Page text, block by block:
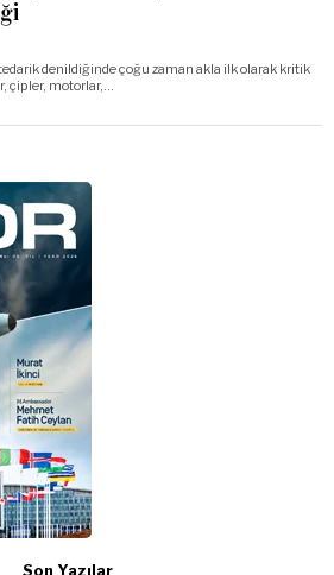
denildiğinde çoğu zaman akla ilk olarak kritik
çipler, motorlar,…
Son Yazılar